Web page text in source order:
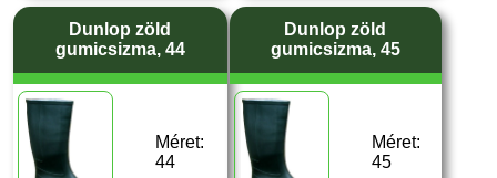
Dunlop zöld
gumicsizma, 44
Méret:
44
Dunlop zöld
gumicsizma, 45
Méret:
45